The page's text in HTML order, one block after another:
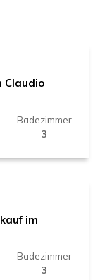
Claudio
Badezimmer
3
im
Badezimmer
3